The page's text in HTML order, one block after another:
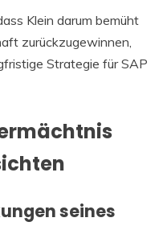
Klein darum bemüht
zurückzugewinnen,
Strategie für SAP
seines